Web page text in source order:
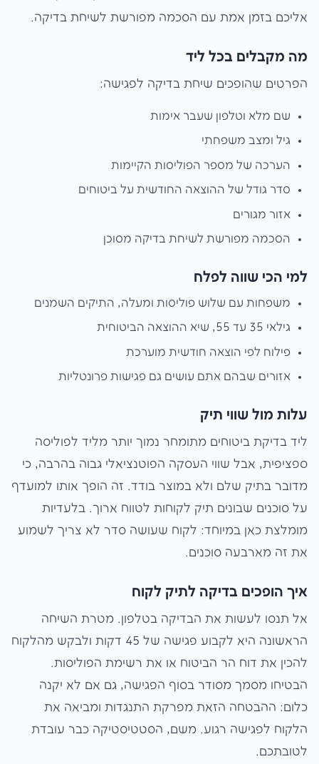
אליכם בזמן אמת עם הסכמה מפורשת לשיחת בדיקה.
מה מקבלים בכל ליד
הפרטים שהופכים שיחת בדיקה לפגישה:
שם מלא וטלפון שעבר אימות
גיל ומצב משפחתי
הערכה של מספר הפוליסות הקיימות
סדר גודל של ההוצאה החודשית על ביטוחים
אזור מגורים
הסכמה מפורשת לשיחת בדיקה מסוכן
למי הכי שווה לפלח
משפחות עם שלוש פוליסות ומעלה, התיקים השמנים
גילאי 35 עד 55, שיא ההוצאה הביטוחית
פילוח לפי הוצאה חודשית מוערכת
אזורים שבהם אתם עושים גם פגישות פרונטליות
עלות מול שווי תיק
ליד בדיקת ביטוחים מתומחר נמוך יותר מליד לפוליסה
ספציפית, אבל שווי העסקה הפוטנציאלי גבוה בהרבה, כי
מדובר בתיק שלם ולא במוצר בודד. זה הופך אותו למועדף
על סוכנים שבונים תיק לקוחות לטווח ארוך. בלעדיות
מומלצת כאן במיוחד: לקוח שעושה סדר לא צריך לשמוע
את זה מארבעה סוכנים.
איך הופכים בדיקה לתיק לקוח
אל תנסו לעשות את הבדיקה בטלפון. מטרת השיחה
הראשונה היא לקבוע פגישה של 45 דקות ולבקש מהלקוח
להכין את דוח הר הביטוח או את רשימת הפוליסות.
הבטיחו מסמך מסודר בסוף הפגישה, גם אם לא יקנה
כלום: ההבטחה הזאת מפרקת התנגדות ומביאה את
הלקוח לפגישה רגוע. משם, הסטטיסטיקה כבר עובדת
לטובתכם.